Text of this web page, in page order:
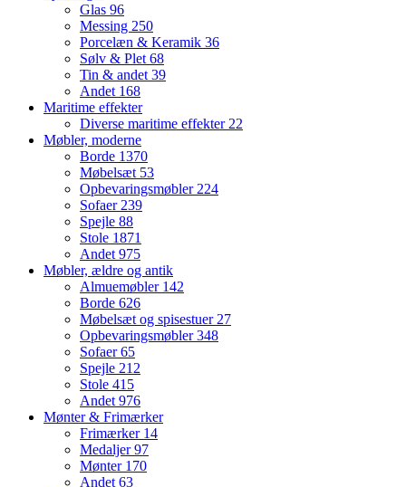
Glas 96
Messing 250
Porcelæn & Keramik 36
Sølv & Plet68
Tin & andet39
Andet 168
Maritime effekter
Diverse maritime effekter22
Møbler, moderne
Borde 1370
Møbelsæt 53
Opbevaringsmøbler224
Sofaer239
Spejle 88
Stole 1871
Andet975
Møbler, ældre og antik
Almuemøbler 142
Borde 626
Møbelsæt og spisestuer27
Opbevaringsmøbler348
Sofaer65
Spejle 212
Stole 415
Andet976
Mønter & Frimærker
Frimærker 14
Medaljer97
Mønter 170
Andet63